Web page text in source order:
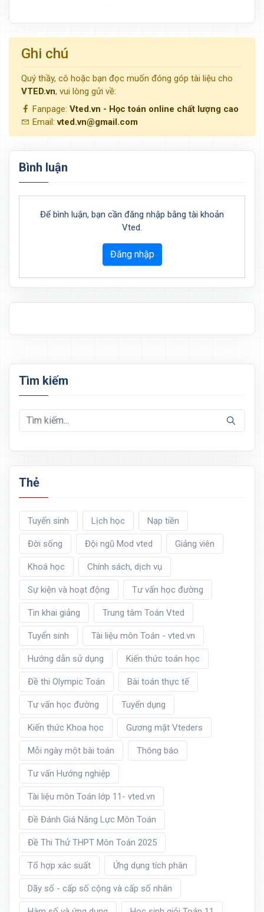
Ghi chú
Quý thầy, cô hoặc bạn đọc muốn đóng góp tài liệu cho
VTED.vn, vui lòng gửi về:
Fanpage: Vted.vn - Học toán online chất lượng cao
Email:vted.vn@gmail.com
Bình luận
Để bình luận, bạn cần đăng nhập bằng tài khoản
Vted.
Đăng nhập
Tìm kiếm
Thẻ
Tuyển sinh Lịch học Nạp tiền
Đời sống Đội ngũ Mod vted Giảng viên
Khoá học Chính sách, dịch vụ
Sự kiện và hoạt động Tư vấn học đường
Tin khai giảng Trung tâm Toán Vted
Tuyển sinh Tài liệu môn Toán - vted.vn
Hướng dẫn sử dụng Kiến thức toán học
Đề thi Olympic Toán Bài toán thực tế
Tư vấn học đường Tuyển dụng
Kiến thức Khoa học Gương mặt Vteders
Mỗi ngày một bài toán Thông báo
Tư vấn Hướng nghiệp
Tài liệu môn Toán lớp 11- vted.vn
Đề Đánh Giá Năng Lực Môn Toán
Đề Thi Thử THPT Môn Toán 2025
Tổ hợp xác suất Ứng dụng tích phân
Dãy số - cấp số cộng và cấp số nhân